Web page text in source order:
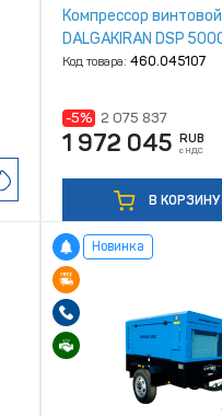
Компрессор
DALGAKIRAN DSP
Код товара: 460.045107
-5% 2 075 837
1 972 045 RUB
с НДС
В КОРЗИНУ
Новинка